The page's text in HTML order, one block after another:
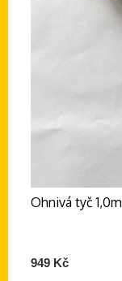
Ohnivá tyč 1,0m
949 Kč